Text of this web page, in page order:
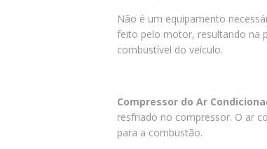
Não é um equipamento
feito pelo motor, resultando na
combustível do veículo.
Compressor do Ar
resfriado no compressor. O ar
para a combustão.